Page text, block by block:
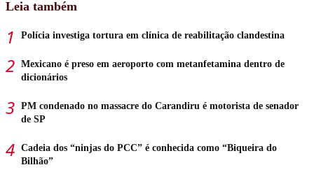
Leia também
Polícia investiga tortura em clínica de reabilitação clandestina
Mexicano é preso em aeroporto com metanfetamina dentro de
dicionários
PM condenado no massacre do Carandiru é motorista de senador
de SP
Cadeia dos “ninjas do PCC” é conhecida como “Biqueira do
Bilhão”